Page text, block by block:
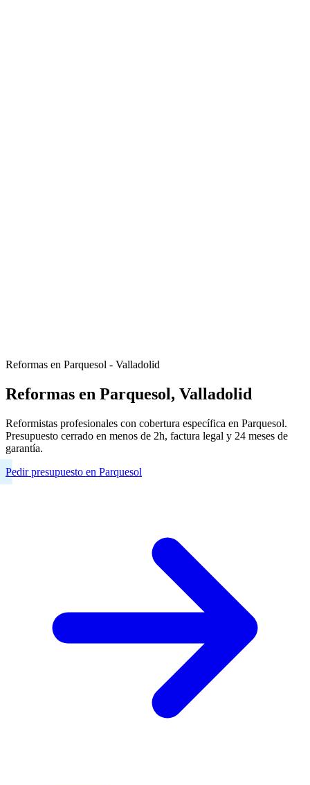
Reformas en Parquesol - Valladolid
Reformas en Parquesol, Valladolid
Reformistas profesionales con cobertura específica en Parquesol.
Presupuesto cerrado en menos de 2h, factura legal y 24 meses de
garantía.
Pedir presupuesto en Parquesol